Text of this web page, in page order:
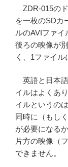
ZDR-015の
を一枚のSDカ
ルのAVIファ
後ろの映像が
く、1ファイル
英語と日本
イルはよくあ
イルというの
同時に（もし
が必要になる
片方の映像（
できません。